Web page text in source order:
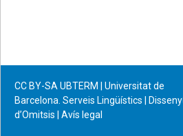
CC BY-SA UBTERM | Universitat de
Barcelona. Serveis Lingüístics
Disseny
d’Omitsis
Avís legal